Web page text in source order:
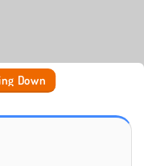
Down